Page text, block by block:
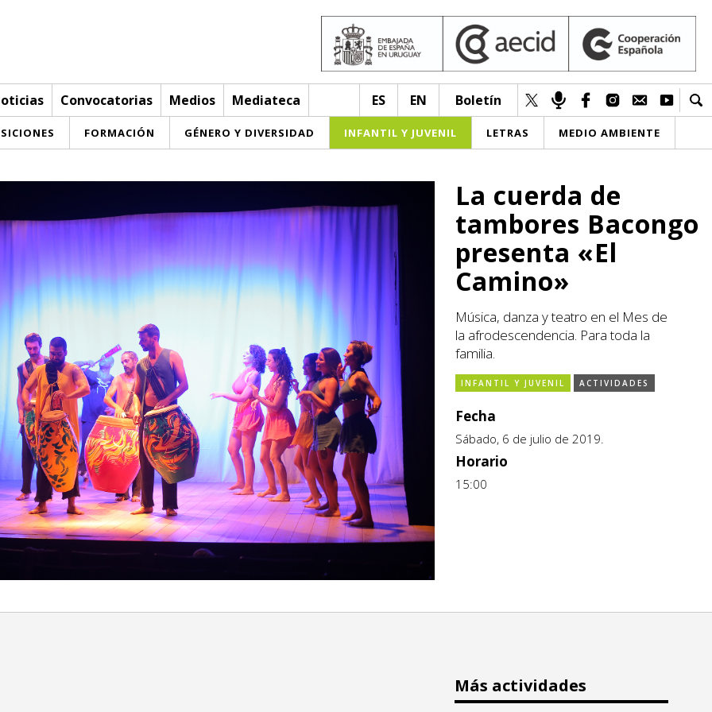
Convocatorias Medios Mediateca ES EN Boletín
FORMACIÓN GÉNERO Y DIVERSIDAD INFANTIL Y JUVENIL LETRAS MEDIO AMBIENTE
La cuerda de
tambores Bacongo
presenta «El
Camino»
Música, danza y teatro en el Mes de
la afrodescendencia. Para toda la
familia.
INFANTIL Y JUVENIL ACTIVIDADES
Fecha
Sábado, 6 de julio de 2019.
Horario
15:00
Más actividades